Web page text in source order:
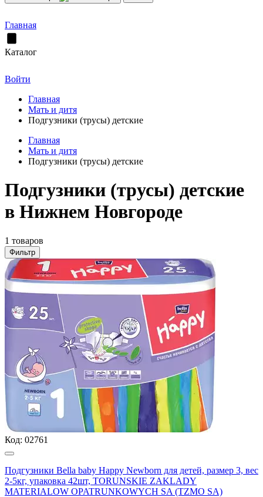
Главная
Каталог
Войти
Главная
Мать и дитя
Подгузники (трусы) детские
Главная
Мать и дитя
Подгузники (трусы) детские
Подгузники (трусы) детские
в Нижнем Новгороде
1 товаров
Фильтр
Код: 02761
Подгузники Вella baby Happy Newborn для детей, размер 3, вес
2-5кг, упаковка 42шт, TORUNSKIE ZAKLADY
MATERIALOW OPATRUNKOWYCH SA (TZMO SA)